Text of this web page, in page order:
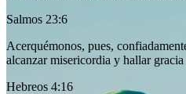
Salmos 23:6
Acerquémonos, pues,
alcanzar misericordia y hallar
Hebreos 4:16